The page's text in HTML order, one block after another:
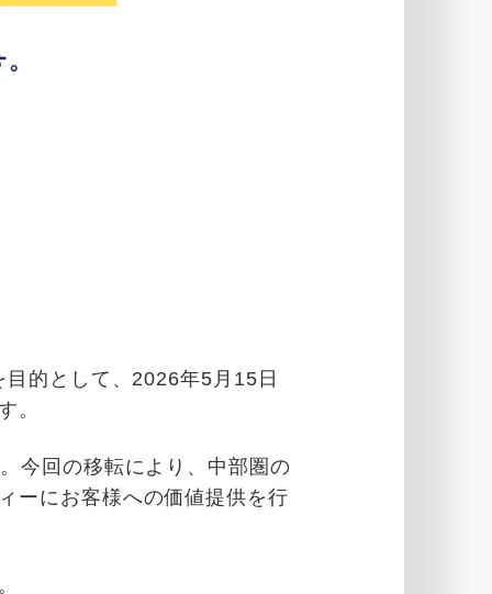
的として、2026年5月15日
。
今回の移転により、中部圏の
ーにお客様への価値提供を行